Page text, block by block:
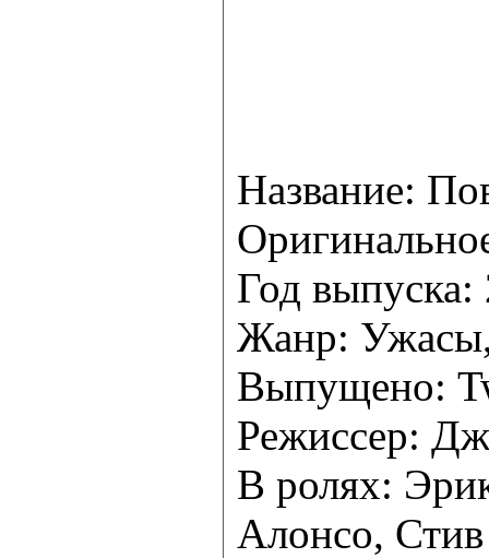
Название:
Год выпуска:
Жанр: Ужасы,
Выпущено:
Режиссер:
В ролях:
Алонсо,